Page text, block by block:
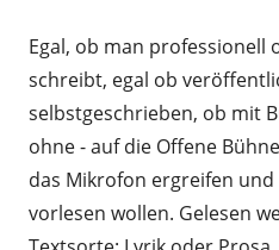
Egal, ob man professionell
schreibt, egal ob
selbstgeschrieben, ob mit
ohne - auf die Offene
das Mikrofon ergreifen
vorlesen wollen. Gelesen